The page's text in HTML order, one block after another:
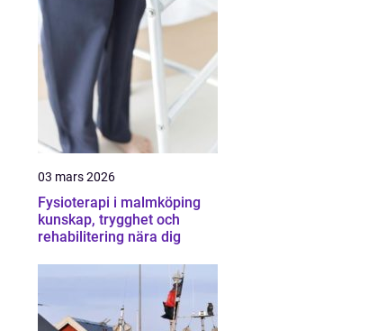
03 mars 2026
Fysioterapi i malmköping
kunskap, trygghet och
rehabilitering nära dig